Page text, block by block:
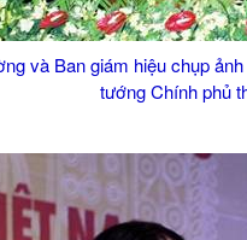
và Ban giám hiệu chụp
tướng Chính phủ